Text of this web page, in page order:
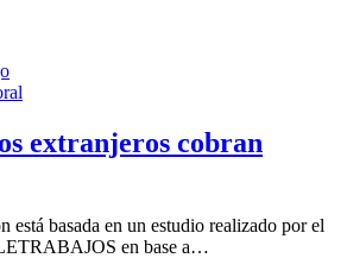
extranjeros cobran
está basada en un estudio realizado por el
en base a…